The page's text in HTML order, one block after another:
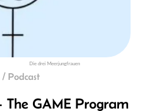
Die drei Meerjungfrauen
Podcast
The GAME Program